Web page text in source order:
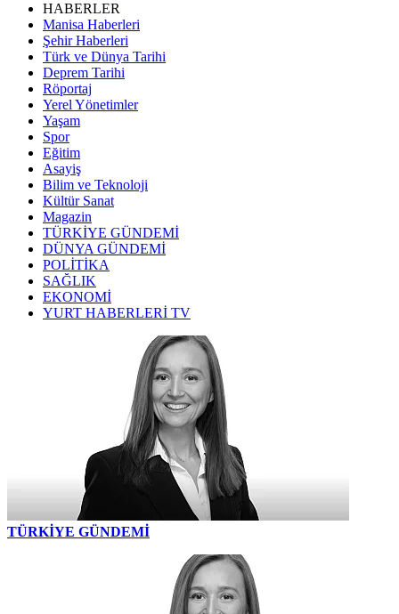
HABERLER
Manisa Haberleri
Şehir Haberleri
Türk ve Dünya Tarihi
Deprem Tarihi
Röportaj
Yerel Yönetimler
Yaşam
Spor
Eğitim
Asayiş
Bilim ve Teknoloji
Kültür Sanat
Magazin
TÜRKİYE GÜNDEMİ
DÜNYA GÜNDEMİ
POLİTİKA
SAĞLIK
EKONOMİ
YURT HABERLERİ TV
TÜRKİYE GÜNDEMİ